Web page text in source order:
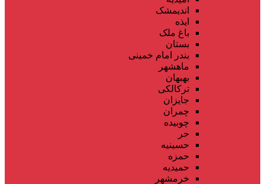
اندیمشک
ایذه
باغ ملک
بستان
بندر امام خمینی
ماهشهر
بهبهان
ترکالکی
جایزان
چمران
چوبیده
حر
حسینیه
حمزه
حمیدیه
خرمشهر